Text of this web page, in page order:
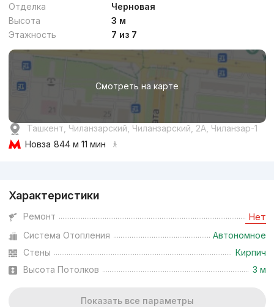
Отделка
Черновая
Высота
3 м
Этажность
7 из 7
Смотреть на карте
Ташкент, Чиланзарский, Чиланзарский, 2А, Чиланзар-1
Новза 844 м 11 мин
Характеристики
Ремонт Нет
Система Отопления
Автономное
Стены
Кирпич
Высота Потолков
3 м
Показать все параметры